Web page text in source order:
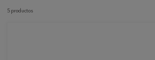
5 productos